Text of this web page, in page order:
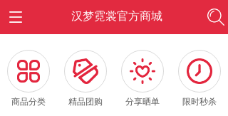
限时秒杀
精品团购 分享晒单
商品分类
按钮文本
按钮文本
按钮文本 按钮文本
汉梦霓裳官方商城